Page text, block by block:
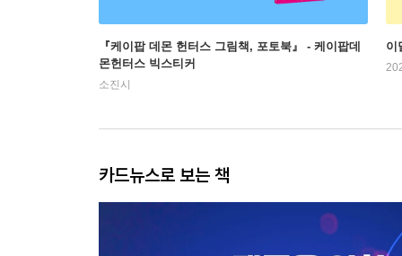
『케이팝 데몬 헌터스 그림책, 포토북』 - 케이팝데
몬헌터스 빅스티커
소진시
이
카드뉴스로 보는 책